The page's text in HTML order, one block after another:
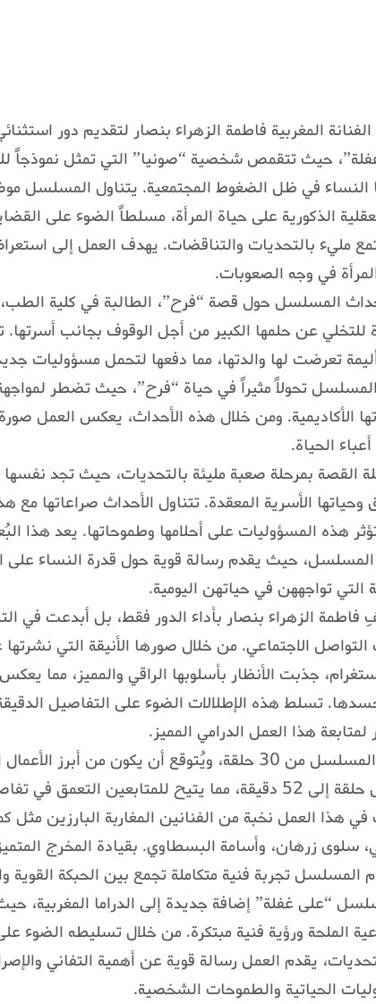
المغربية فاطمة الزهراء بنصار لتقديم دور
حيث تتقمص شخصية “صونيا” التي تمثل نموذجاً
النساء في ظل الضغوط المجتمعية. يتناول المسلسل
الذكورية على حياة المرأة، مسلطاً الضوء على
مليء بالتحديات والتناقضات. يهدف العمل إلى
في وجه الصعوبات.
المسلسل حول قصة “فرح”، الطالبة في كلية
عن حلمها الكبير من أجل الوقوف بجانب أسرتها.
تعرضت لها والدتها، مما دفعها لتحمل مسؤوليات
تحولاً مثيراً في حياة “فرح”، حيث تضطر
الأكاديمية. ومن خلال هذه الأحداث، يعكس العمل
الحياة.
القصة بمرحلة صعبة مليئة بالتحديات، حيث تجد
الأسرية المعقدة. تتناول الأحداث صراعاتها مع
هذه المسؤوليات على أحلامها وطموحاتها. يعد هذا
حيث يقدم رسالة قوية حول قدرة النساء على
التي تواجههن في حياتهن اليومية.
فاطمة الزهراء بنصار بأداء الدور فقط، بل أبدعت في
الاجتماعي. من خلال صورها الأنيقة التي
جذبت الأنظار بأسلوبها الراقي والمميز، مما
تسلط هذه الإطلالات الضوء على التفاصيل
لمتابعة هذا العمل الدرامي المميز.
يتألف المسلسل من 30 حلقة، ويُتوقع أن يكون من أبرز
زمن كل حلقة إلى 52 دقيقة، مما يتيح للمتابعين
هذا العمل نخبة من الفنانين المغاربة البارزين مثل
سلوى زرهان، وأسامة البسطاوي. بقيادة المخرج
المسلسل تجربة فنية متكاملة تجمع بين الحبكة القوية
“على غفلة” إضافة جديدة إلى الدراما المغربية،
الملحة ورؤية فنية مبتكرة. من خلال تسليطه الضوء
يقدم العمل رسالة قوية عن أهمية التفاني
الحياتية والطموحات الشخصية.